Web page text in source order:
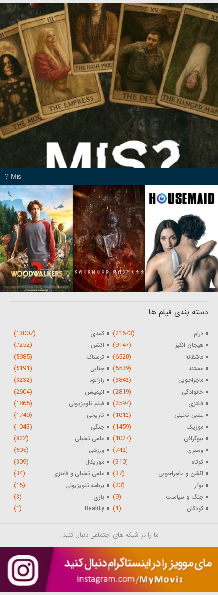
Mis ?
دسته بندی فیلم ها
درام (21673) کمدی (13007)
هیجان انگیز (9147) اکشن (7252)
عاشقانه (6520) ترسناک (5985)
مستند (5539) جنایی (5191)
ماجراجویی (3842) رازآلود (3232)
خانوادگی (2819) انیمیشن (2604)
فانتزی (2597) فیلم تلویزیونی (1865)
علمی تخیلی (1812) تاریخی (1740)
موزیک (1459) جنگی (1043)
بیوگرافی (1027) علمی تخیلی (822)
وسترن (742) ورزشی (505)
کوتاه (310) موزیکال (309)
اکشن و ماجراجویی (37) علمی تخیلی و فانتزی (34)
نوآر (23) برنامه تلویزیونی (15)
جنگ و سیاست (9) بازی (3)
کودکان (1)
Reality
(1)
ما را در شبکه های اجتماعی دنبال کنید :